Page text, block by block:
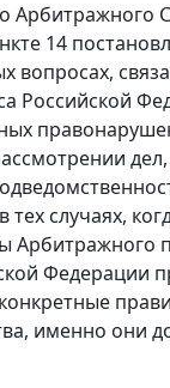
Арбитражного
14
вопросах,
Российской
тех случаях,
Арбитражного
Федерации
именно они